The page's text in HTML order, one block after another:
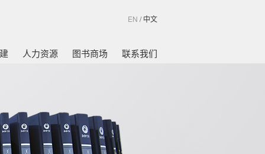
EN /中文
人力资源 图书商场 联系我们